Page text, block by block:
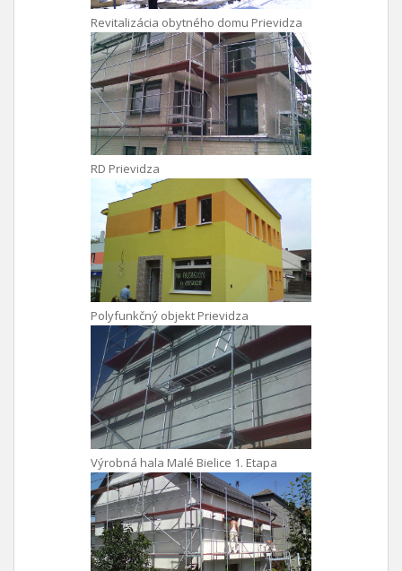
Revitalizácia obytného domu Prievidza
RD Prievidza
Polyfunkčný objekt Prievidza
Výrobná hala Malé Bielice 1. Etapa